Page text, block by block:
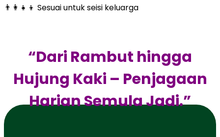
👨‍👩‍👧‍👦 Sesuai untuk seisi keluarga
“Dari Rambut hingga
Hujung Kaki – Penjagaan
Harian Semula Jadi.”